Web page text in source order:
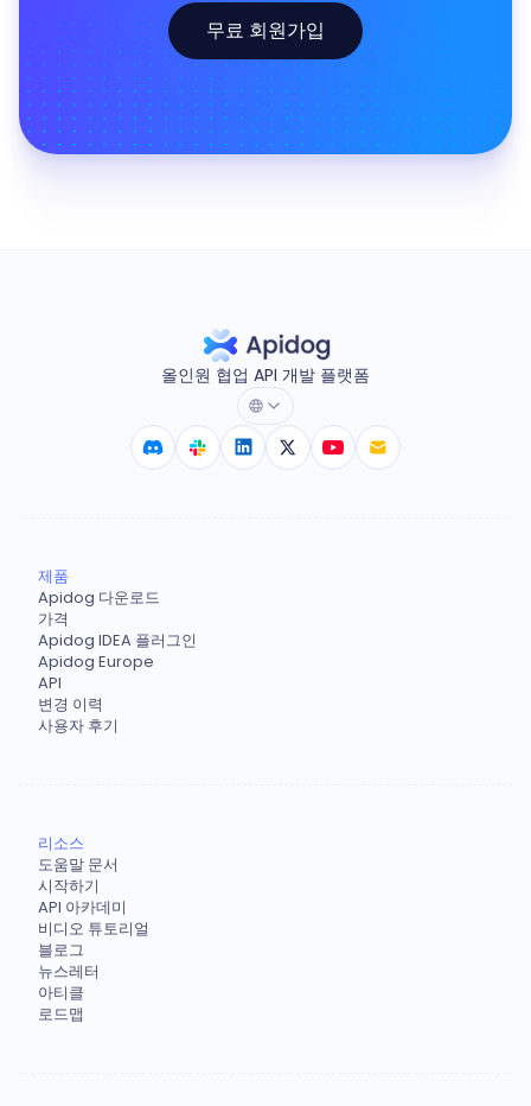
무료 회원가입
올인원 협업 API 개발 플랫폼
제품
Apidog 다운로드
가격
Apidog IDEA 플러그인
Apidog Europe
API
변경 이력
사용자 후기
리소스
도움말 문서
시작하기
API 아카데미
비디오 튜토리얼
블로그
뉴스레터
아티클
로드맵